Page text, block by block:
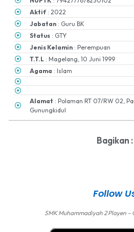
Aktif : 2022
Jabatan : Guru BK
Status : GTY
Jenis Kelamin : Perempuan
T.T.L : Magelang, 10 Juni 1999
Agama : Islam
Alamat : Polaman RT 07/RW 02,
Gunungkidul
Bagikan :
Follow
SMK Muhammadiyah 2 Playen